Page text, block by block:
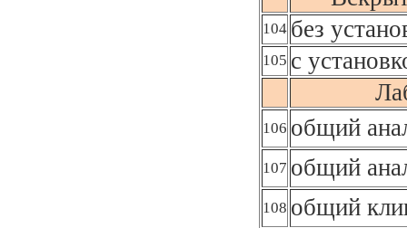
104 без
105 с
106 общий
107 общий
108 общий